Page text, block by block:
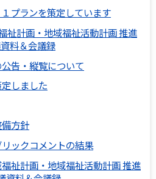
プランを策定しています
祉計画・地域福祉活動計画 推進
料＆会議録
告・縦覧について
しました
方針
ックコメントの結果
祉計画・地域福祉活動計画 推進